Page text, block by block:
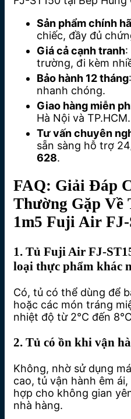
Sản phẩm chính
chiếc, đầy đủ
Giá cả cạnh tranh:
trường, đi kèm
Bảo hành 12 tháng
nhanh chóng.
Giao hàng miễn
Hà Nội và TP.HCM.
Tư vấn chuyên
sẵn sàng hỗ trợ
628.
FAQ: Giải Đáp
Thường Gặp Về
1m5 Fuji Air FJ-
1. Tủ Fuji Air FJ-
loại thực phẩm khác
Có, tủ có thể dùng để
hoặc các món tráng
nhiệt độ từ 2°C đến
2. Tủ có ồn khi vận
Không, nhờ sử dụng
cao, tủ vận hành êm
hợp cho không gian
nhà hàng.